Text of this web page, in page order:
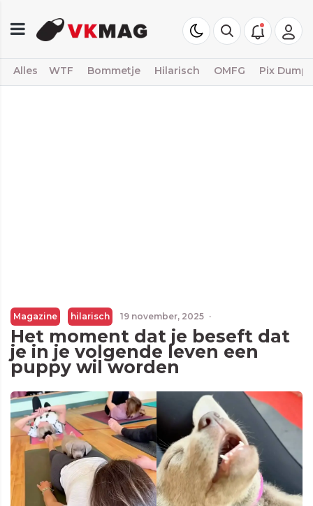
Alles WTF Bommetje Hilarisch OMFG Pix Dump
Magazine hilarisch 19 november, 2025 ·
Het moment dat je beseft dat
je in je volgende leven een
puppy wil worden